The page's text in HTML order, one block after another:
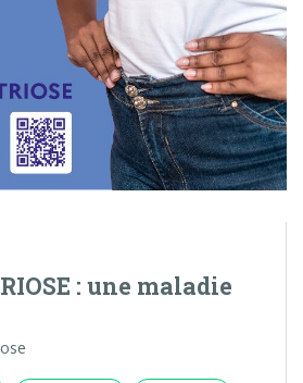
: une maladie